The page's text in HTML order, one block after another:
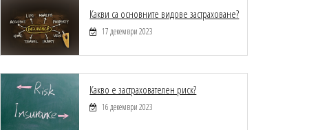
Какви са основните видове застраховане?
17 декември 2023
Какво е застрахователен риск?
16 декември 2023